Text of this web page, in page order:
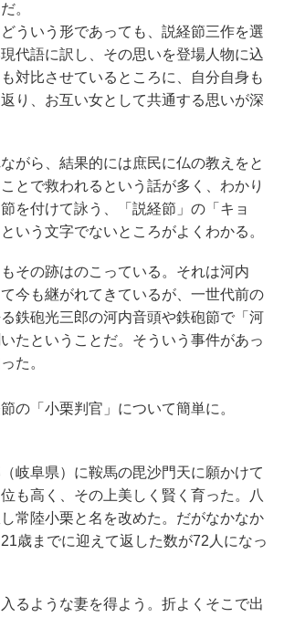
。
ういう形であっても、説経節三作を選
代語に訳し、その思いを登場人物に込
対比させているところに、自分自身も
り、お互い女として共通する思いが深
がら、結果的には庶民に仏の教えをと
とで救われるという話が多く、わかり
を付けて詠う、「説経節」の「キョ
いう文字でないところがよくわかる。
その跡はのこっている。それは河内
今も継がれてきているが、一世代前の
鉄砲光三郎の河内音頭や鉄砲節で「河
たということだ。そういう事件があっ
た。
の「小栗判官」について簡単に。
岐阜県）に鞍馬の毘沙門天に願かけて
も高く、その上美しく賢く育った。八
常陸小栗と名を改めた。だがなかなか
歳までに迎えて返した数が72人になっ
るような妻を得よう。折よくそこで出